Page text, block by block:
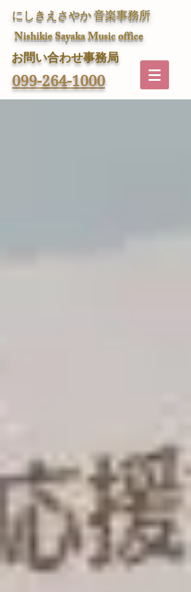
にしきえさやか 音楽事務所
Nishikie Sayaka Music office
​お問い合わせ事務局
099-264-1000